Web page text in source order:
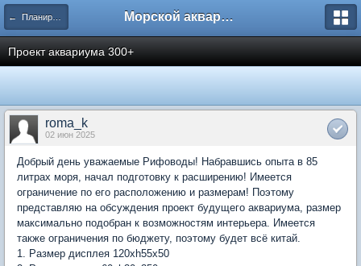
← Планирую морской аквариум Морской аквариум. Форумы ReefCentral.ru
Проект аквариума 300+
roma_k
02 июн 2025
Добрый день уважаемые Рифоводы! Набравшись опыта в 85
литрах моря, начал подготовку к расширению! Имеется
ограничение по его расположению и размерам! Поэтому
представляю на обсуждения проект будущего аквариума, размер
максимально подобран к возможностям интерьера. Имеется
также ограничения по бюджету, поэтому будет всё китай.
1. Размер дисплея 120xh55x50